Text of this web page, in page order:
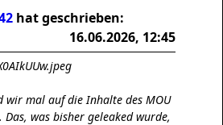
hat geschrieben:
16.06.2026, 12:45
wir mal auf die Inhalte des MOU
Das, was bisher geleaked wurde,